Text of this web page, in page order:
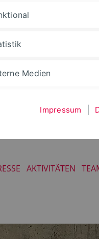
AKTIVITÄTEN
Medien
Impressum